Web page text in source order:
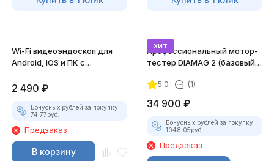
Wi-Fi видеоэндоскоп для
Android, iOS и ПК с
2 490 ₽
Бонусных рублей за покупку:
74.77руб.
Предзаказ
В корзину
хит
Профессиональный мотор-
тестер DIAMAG 2 (базовый
5.0 (1)
34 900 ₽
Бонусных рублей за покупку:
1048.05руб.
Предзаказ